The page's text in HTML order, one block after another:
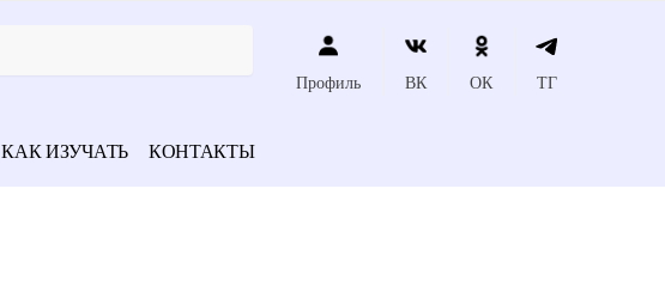
Профиль ВК ОК ТГ
КАК ИЗУЧАТЬ КОНТАКТЫ